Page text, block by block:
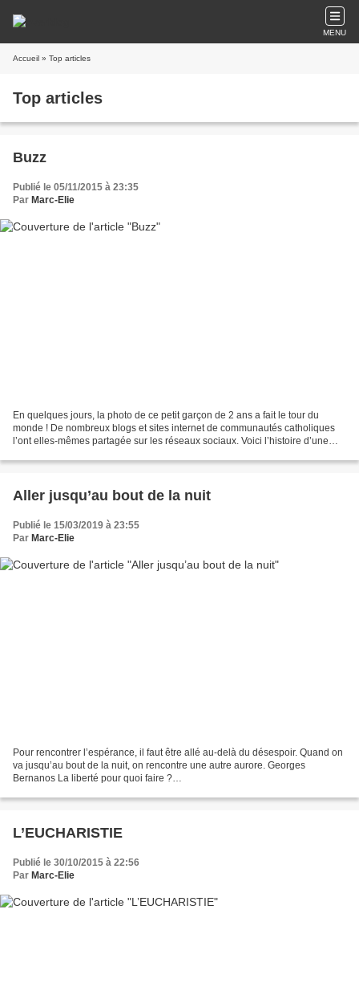
MENU
Accueil » Top articles
Top articles
Buzz
Publié le 05/11/2015 à 23:35
Par Marc-Elie
En quelques jours, la photo de ce petit garçon de 2 ans a fait le tour du
monde ! De nombreux blogs et sites internet de communautés catholiques
l’ont elles-mêmes partagée sur les réseaux sociaux. Voici l’histoire d’une
Aller jusqu’au bout de la nuit
Publié le 15/03/2019 à 23:55
Par Marc-Elie
Pour rencontrer l’espérance, il faut être allé au-delà du désespoir. Quand on
va jusqu’au bout de la nuit, on rencontre une autre aurore. Georges
Bernanos La liberté pour quoi faire ?
chaque...
L’EUCHARISTIE
Publié le 30/10/2015 à 22:56
Par Marc-Elie